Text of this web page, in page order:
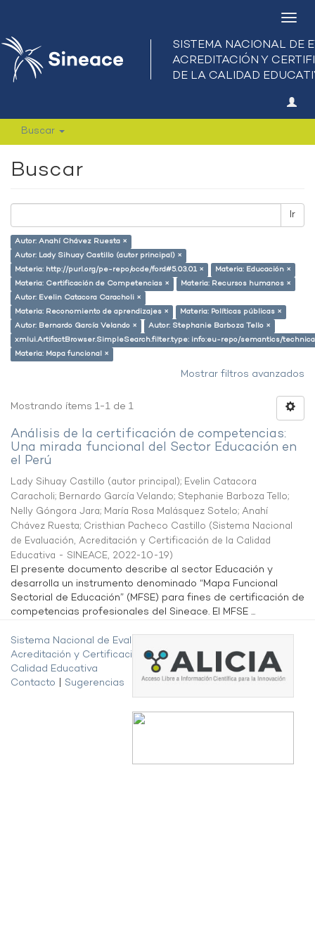
Buscar
Buscar
Ir
Autor: Anahí Chávez Ruesta ×
Autor: Lady Sihuay Castillo (autor principal) ×
Materia: http://purl.org/pe-repo/ocde/ford#5.03.01 ×
Materia: Educación ×
Materia: Certificación de Competencias ×
Materia: Recursos humanos ×
Autor: Evelin Catacora Caracholi ×
Materia: Reconomiento de aprendizajes ×
Materia: Políticas públicas ×
Autor: Bernardo García Velando ×
Autor: Stephanie Barboza Tello ×
xmlui.ArtifactBrowser.SimpleSearch.filter.type: info:eu-repo/semantics/
Materia: Mapa funcional ×
Mostrar filtros avanzados
Mostrando ítems 1-1 de 1
Análisis de la certificación de competencias:
Una mirada funcional del Sector Educación en
el Perú
Lady Sihuay Castillo (autor principal); Evelin Catacora
Caracholi; Bernardo García Velando; Stephanie Barboza Tello;
Nelly Góngora Jara; María Rosa Malásquez Sotelo; Anahí
Chávez Ruesta; Cristhian Pacheco Castillo (Sistema Nacional
de Evaluación, Acreditación y Certificación de la Calidad
Educativa - SINEACE, 2022-10-19)
El presente documento describe al sector Educación y
desarrolla un instrumento denominado “Mapa Funcional
Sectorial de Educación” (MFSE) para fines de certificación de
competencias profesionales del Sineace. El MFSE ...
Sistema Nacional de Evaluación,
Acreditación y Certificación de la
Calidad Educativa
Contacto
Sugerencias